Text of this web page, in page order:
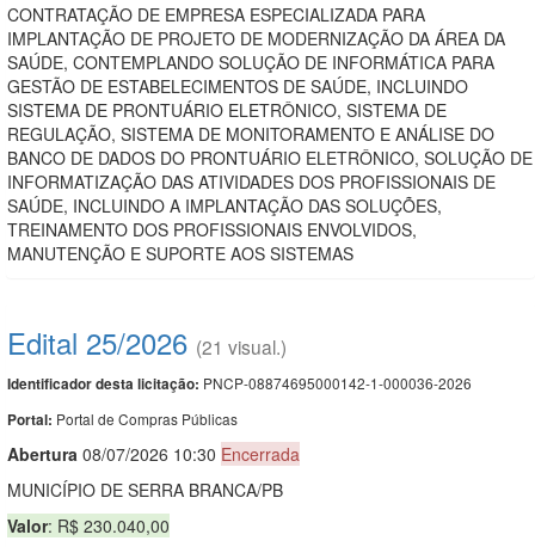
CONTRATAÇÃO DE EMPRESA ESPECIALIZADA PARA
IMPLANTAÇÃO DE PROJETO DE MODERNIZAÇÃO DA ÁREA DA
SAÚDE, CONTEMPLANDO SOLUÇÃO DE INFORMÁTICA PARA
GESTÃO DE ESTABELECIMENTOS DE SAÚDE, INCLUINDO
SISTEMA DE PRONTUÁRIO ELETRÔNICO, SISTEMA DE
REGULAÇÃO, SISTEMA DE MONITORAMENTO E ANÁLISE DO
BANCO DE DADOS DO PRONTUÁRIO ELETRÔNICO, SOLUÇÃO DE
INFORMATIZAÇÃO DAS ATIVIDADES DOS PROFISSIONAIS DE
SAÚDE, INCLUINDO A IMPLANTAÇÃO DAS SOLUÇÕES,
TREINAMENTO DOS PROFISSIONAIS ENVOLVIDOS,
MANUTENÇÃO E SUPORTE AOS SISTEMAS
Edital 25/2026 (21 visual.)
Identificador desta licitação: PNCP-08874695000142-1-000036-2026
Portal: Portal de Compras Públicas
Abertura 08/07/2026 10:30 Encerrada
MUNICÍPIO DE SERRA BRANCA/PB
Valor: R$ 230.040,00